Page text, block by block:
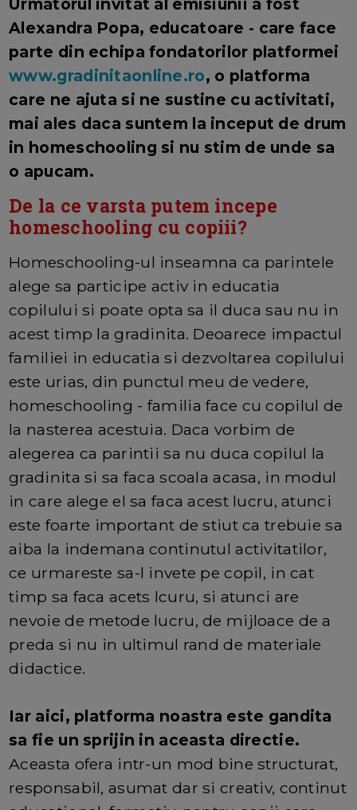
Urmatorul invitat al emisiunii a fost
Alexandra Popa, educatoare - care face
parte din echipa fondatorilor platformei
www.gradinitaonline.ro, o platforma
care ne ajuta si ne sustine cu activitati,
mai ales daca suntem la inceput de drum
in homeschooling si nu stim de unde sa
o apucam.
De la ce varsta putem incepe
homeschooling cu copiii?
Homeschooling-ul inseamna ca parintele
alege sa participe activ in educatia
copilului si poate opta sa il duca sau nu in
acest timp la gradinita. Deoarece impactul
familiei in educatia si dezvoltarea copilului
este urias, din punctul meu de vedere,
homeschooling - familia face cu copilul de
la nasterea acestuia. Daca vorbim de
alegerea ca parintii sa nu duca copilul la
gradinita si sa faca scoala acasa, in modul
in care alege el sa faca acest lucru, atunci
este foarte important de stiut ca trebuie sa
aiba la indemana continutul activitatilor,
ce urmareste sa-l invete pe copil, in cat
timp sa faca acets lcuru, si atunci are
nevoie de metode lucru, de mijloace de a
preda si nu in ultimul rand de materiale
didactice.
Iar aici, platforma noastra este gandita
sa fie un sprijin in aceasta directie.
Aceasta ofera intr-un mod bine structurat,
responsabil, asumat dar si creativ, continut